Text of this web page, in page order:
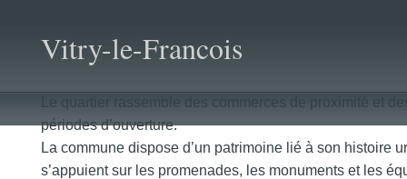
Vitry-le-Francois
périodes d’ouverture.
La commune dispose d’un patrimoine lié à son histoire
s’appuient sur les promenades, les monuments et les